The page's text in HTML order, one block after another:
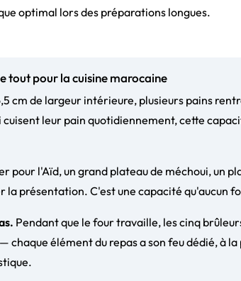
optimal lors des préparations longues.
pour la cuisine marocaine
cm de largeur intérieure, plusieurs pains
leur pain quotidiennement, cette
pour l'Aïd, un grand plateau de méchoui, un
la présentation. C'est une capacité qu'aucun
Pendant que le four travaille, les cinq
élément du repas a son feu dédié, à